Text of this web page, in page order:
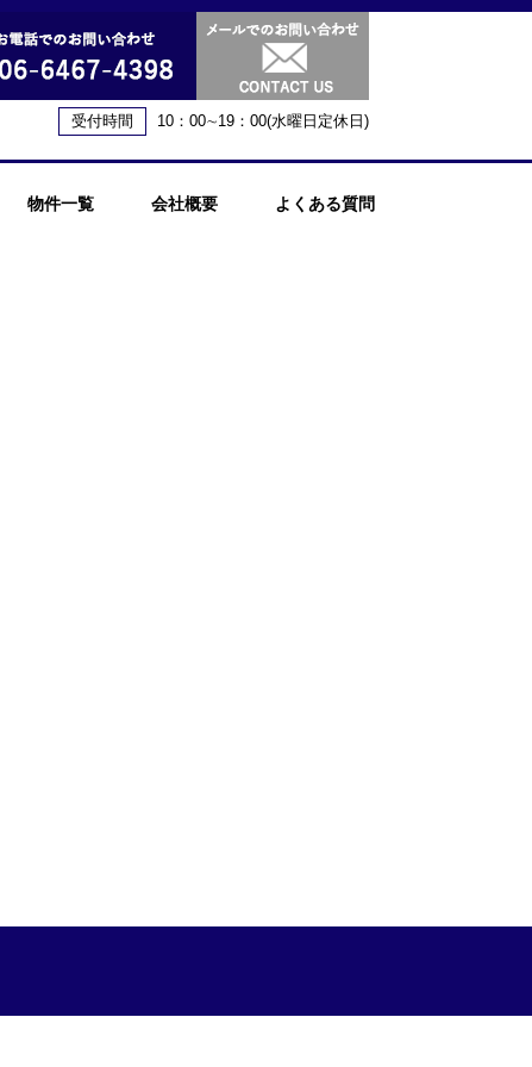
受付時間 10：00∼19：00(水曜日定休日)
物件一覧 会社概要 よくある質問